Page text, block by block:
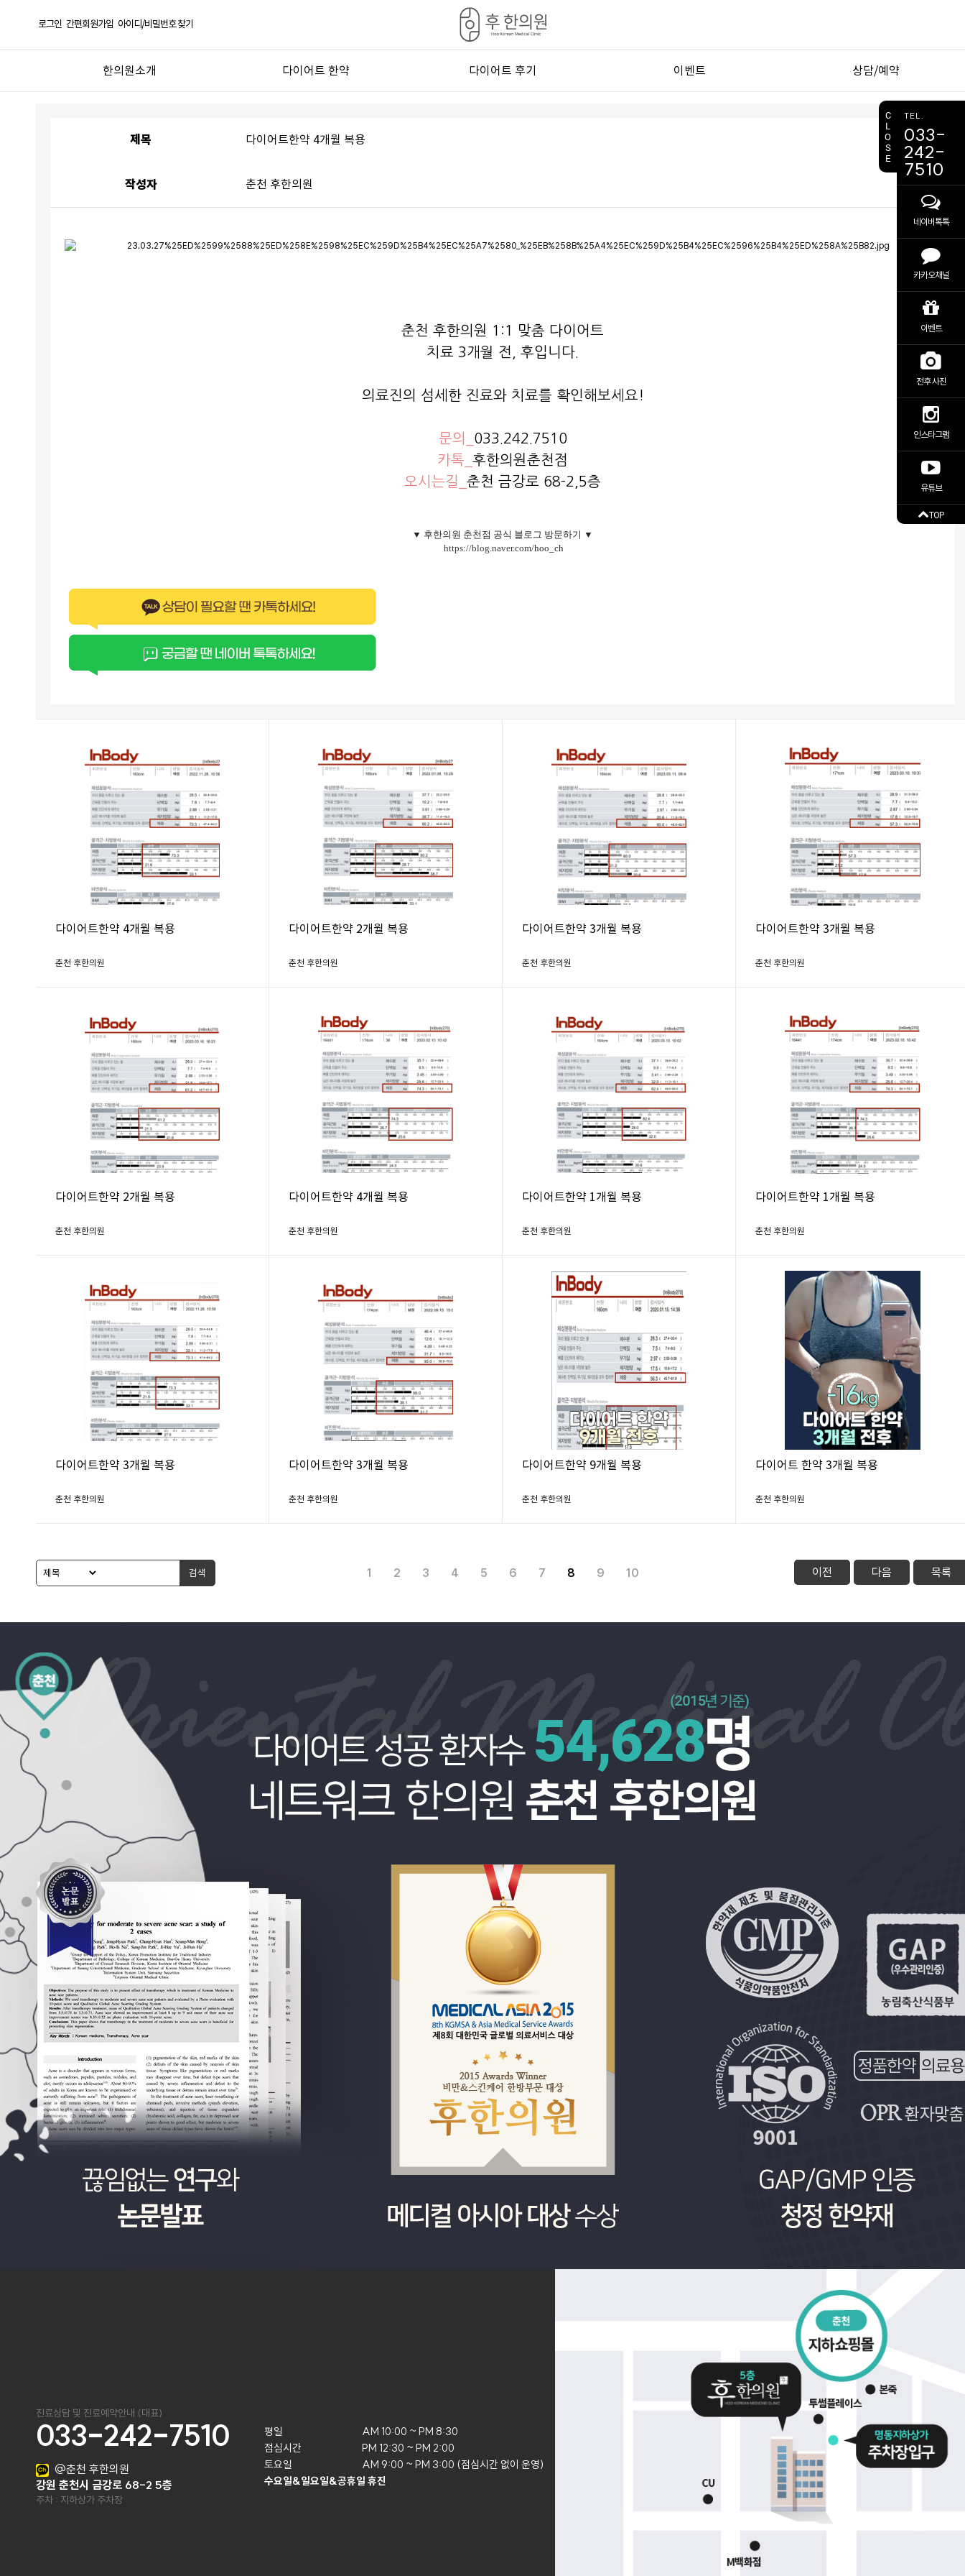
로그인 간편회원가입 아이디/비밀번호 찾기
한의원소개 다이어트 한약 다이어트 후기 이벤트 상담/예약
의료진 소개
다이어트 한약
온라인 식단 관리
비용 상담
간편 예약
제목 다이어트한약 4개월 복용
작성자 춘천 후한의원
춘천 후한의원 1:1 맞춤 다이어트
치료 3개월 전, 후입니다.
의료진의 섬세한 진료와 치료를 확인해보세요!
문의_ 033.242.7510
카톡_ 후한의원춘천점
오시는길_ 춘천 금강로 68-2,5층
▼ 후한의원 춘천점 공식 블로그 방문하기 ▼
https://blog.naver.com/hoo_ch
다이어트한약 4개월 복용
춘천 후한의원
다이어트한약 2개월 복용
춘천 후한의원
다이어트한약 3개월 복용
춘천 후한의원
다이어트한약 3개월 복용
춘천 후한의원
다이어트한약 2개월 복용
춘천 후한의원
다이어트한약 4개월 복용
춘천 후한의원
다이어트한약 1개월 복용
춘천 후한의원
다이어트한약 1개월 복용
춘천 후한의원
다이어트한약 3개월 복용
춘천 후한의원
다이어트한약 3개월 복용
춘천 후한의원
다이어트한약 9개월 복용
춘천 후한의원
다이어트 한약 3개월 복용
춘천 후한의원
검색 1 2 3 4 5 6 7 8 9 10 이전 다음 목록
진료상담 및 진료예약안내 (대표)
033-242-7510
@춘천 후한의원
강원 춘천시 금강로 68-2 5층
주차 : 지하상가 주차장
평일
점심시간
토요일
AM 10:00 ~ PM 8:30
PM 12:30 ~ PM 2:00
AM 9:00 ~ PM 3:00 (점심시간 없이 운영)
수요일&일요일&공휴일 휴진
C
L
O
S
E
TEL.
033-
242-
7510
네이버톡톡
카카오채널
이벤트
전후 사진
인스타그램
유튜브
TOP